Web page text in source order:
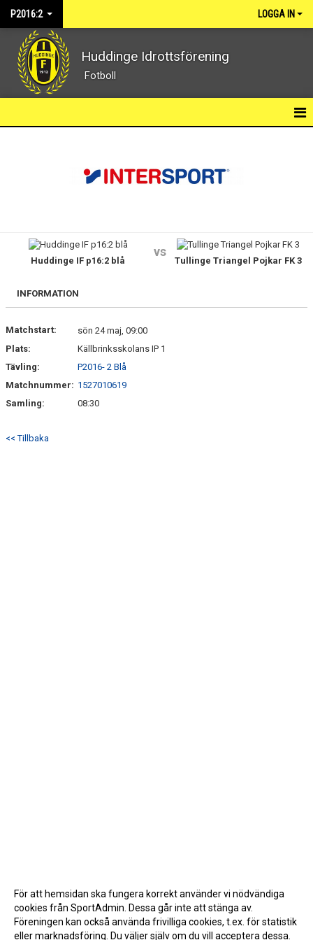
P2016:2 LOGGA IN
Huddinge Idrottsförening
Fotboll
Huddinge IF p16:2 blå
vs
Tullinge Triangel Pojkar FK 3
INFORMATION
Matchstart:
sön 24 maj, 09:00
Plats:
Källbrinksskolans IP 1
Tävling:
P2016- 2 Blå
Matchnummer: 1527010619
Samling:
08:30
<< Tillbaka
För att hemsidan ska fungera korrekt använder vi nödvändiga
cookies från SportAdmin. Dessa går inte att stänga av.
Föreningen kan också använda frivilliga cookies, t.ex. för statistik
eller marknadsföring. Du väljer själv om du vill acceptera dessa.